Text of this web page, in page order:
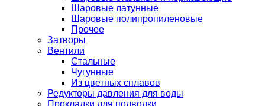
Шаровые латунные
Шаровые полипропиленовые
Прочее
Затворы
Вентили
Стальные
Чугунные
Из цветных сплавов
Редукторы давления для воды
Прокладки для подводки